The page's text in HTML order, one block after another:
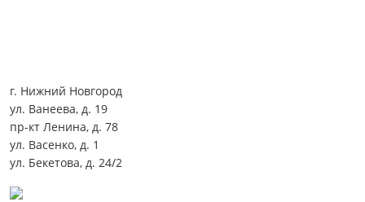
г. Нижний Новгород
ул. Ванеева, д. 19
пр-кт Ленина, д. 78
ул. Васенко, д. 1
ул. Бекетова, д. 24/2